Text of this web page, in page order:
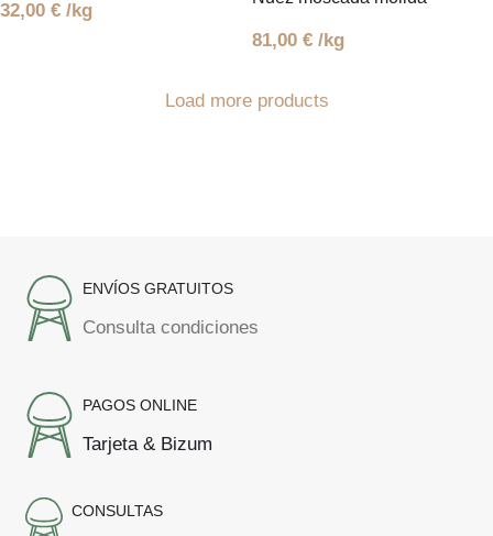
32,00 € /kg
81,00 € /kg
Load more products
ENVÍOS GRATUITOS
Consulta condiciones
PAGOS ONLINE
Tarjeta & Bizum
CONSULTAS